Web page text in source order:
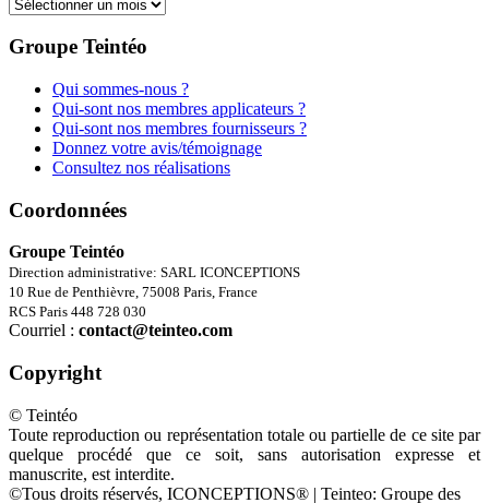
Groupe Teintéo
Qui sommes-nous ?
Qui-sont nos membres applicateurs ?
Qui-sont nos membres fournisseurs ?
Donnez votre avis/témoignage
Consultez nos réalisations
Coordonnées
Groupe Teintéo
Direction administrative: SARL ICONCEPTIONS
10 Rue de Penthièvre, 75008 Paris, France
RCS Paris 448 728 030
Courriel : contact@teinteo.com
Copyright
© Teintéo
Toute reproduction ou représentation totale ou partielle de ce site par
quelque procédé que ce soit, sans autorisation expresse et
manuscrite, est interdite.
©Tous droits réservés, ICONCEPTIONS® | Teinteo: Groupe des